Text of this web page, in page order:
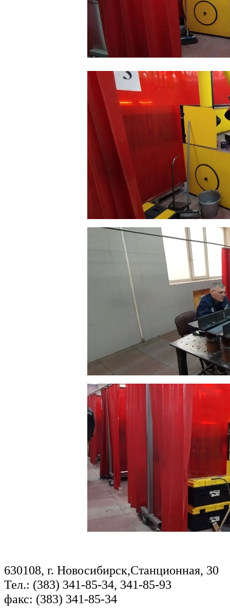
630108, г. Новосибирск,Станционная, 30
Тел.: (383) 341-85-34, 341-85-93
факс: (383) 341-85-34